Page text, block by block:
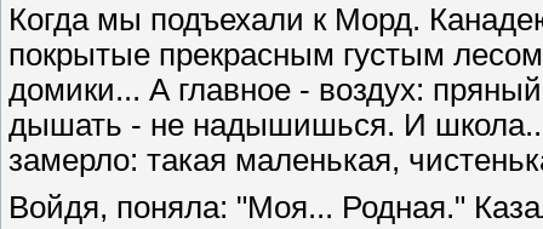
Когда мы подъехали к Морд.
покрытые прекрасным густым
домики... А главное - воздух:
дышать - не надышишься. И
замерло: такая маленькая,
Войдя, поняла: "Моя... Родная."